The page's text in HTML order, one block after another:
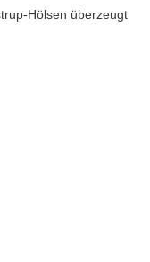
Hölsen überzeugt